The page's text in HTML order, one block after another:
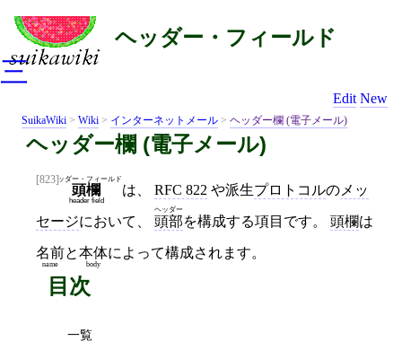
ヘッダー・フィールド
Edit New
SuikaWiki > Wiki > インターネットメール > ヘッダー欄 (電子メール)
ヘッダー欄 (電子メール)
[823]
頭欄
ヘッダー・フィールド
header field
は、 RFC 822 や派生プロトコルの メッ
セージにおいて、 頭部
ヘッダー
を構成する項目です。 頭欄は
名前
name
と本体
body
によって構成されます。
目次
一覧
三